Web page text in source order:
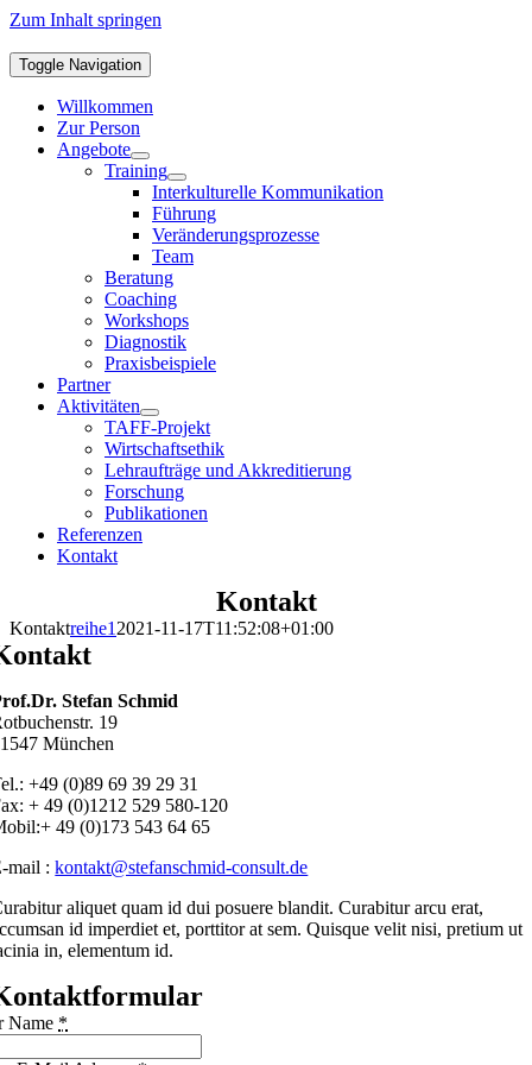
Zum Inhalt springen
Toggle Navigation
Willkommen
Zur Person
Angebote
Training
Interkulturelle Kommunikation
Führung
Veränderungsprozesse
Team
Beratung
Coaching
Workshops
Diagnostik
Praxisbeispiele
Partner
Aktivitäten
TAFF-Projekt
Wirtschaftsethik
Lehraufträge und Akkreditierung
Forschung
Publikationen
Referenzen
Kontakt
Kontakt
Kontaktreihe1 2021-11-17T11:52:08+01:00
Stefan Schmid
19
München
+49 (0)89 69 39 29 31
+ 49 (0)1212 529 580-120
49 (0)173 543 64 65
mail :kontakt@stefanschmid-consult.de
aliquet quam id dui posuere blandit. Curabitur arcu erat,
id imperdiet et, porttitor at sem. Quisque velit nisi, pretium ut
in, elementum id.
Name *